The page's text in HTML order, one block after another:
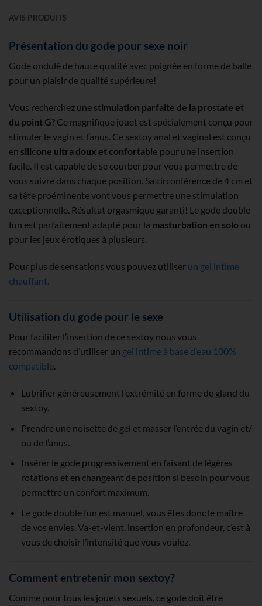
AVIS PRODUITS
Présentation du gode pour sexe noir
Gode ondulé de haute qualité avec poignée en forme de balle
pour un plaisir de qualité supérieure!
Vous recherchez une stimulation parfaite de la prostate et
du point G? Ce magnifique jouet est spécialement conçu pour
stimuler le vagin et l’anus. Ce sextoy anal et vaginal est conçu
en silicone ultra doux et confortable pour une insertion
facile. Il est capable de se courber pour vous permettre de
vous suivre dans chaque position. Sa circonférence de 4 cm et
sa tête proéminente vont vous permettre une stimulation
exceptionnelle. Résultat orgasmique garanti! Le gode double
fun est parfaitement adapté pour la masturbation en solo ou
pour les jeux érotiques à plusieurs.
Pour plus de sensations vous pouvez utiliser un gel intime
chauffant.
Utilisation du gode pour le sexe
Pour faciliter l’insertion de ce sextoy nous vous
recommandons d’utiliser un gel intime à base d’eau 100%
compatible.
Lubrifier généreusement l’extrémité en forme de gland du
sextoy.
Prendre une noisette de gel et masser l’entrée du vagin et/
ou de l’anus.
Insérer le gode progressivement en faisant de légères
rotations et en changeant de position si besoin pour vous
permettre un confort maximum.
Le gode double fun est manuel, vous êtes donc le maître
de vos envies. Va-et-vient, insertion en profondeur, c’est à
vous de choisir l’intensité que vous voulez.
Comment entretenir mon sextoy?
Comme pour tous les jouets sexuels, ce gode doit être